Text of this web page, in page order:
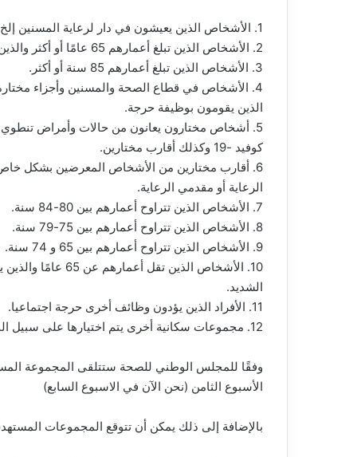
1. الأشخاص الذين يعيشون في دار لرعاية المسنين إلخ.
2. الأشخاص الذين تبلغ أعمارهم 65 عامًا أو أكثر والذين يتلقون العناية الشخصية والمساعدة العملية في منازلهم.
3. الأشخاص الذين تبلغ أعمارهم 85 سنة أو أكثر.
4. الأشخاص في قطاع الصحة والمسنين وأجزاء
الذين يقومون بوظيفة حرجة.
5. أشخاص مختارون يعانون من حالات وأمراض
كوفيد -19 وكذلك أقارب مختارين.
6. أقارب مختارين من الأشخاص المعرضين بشكل
الرعاية أو مقدمي الرعاية.
7. الأشخاص الذين تتراوح أعمارهم بين 80-84 سنة.
8. الأشخاص الذين تتراوح أعمارهم بين 75-79 سنة.
9. الأشخاص الذين تتراوح أعمارهم بين 65 و 74 سنة.
10. الأشخاص
الشديد.
11. الأفراد الذين يؤدون وظائف أخرى حرجة اجتماعيا.
12. مجموعات سكانية أخرى يتم اختيارها على سبيل المثال حسب العمر.
الأسبوع الثامن (نحن الآن في الاسبوع السابع)
بالإضافة إلى ذلك يمكن أن تتوقع المجموعات المستهدفة 5 و 6 و 8 و 10 التطعيم في وقت أبكر مما هو